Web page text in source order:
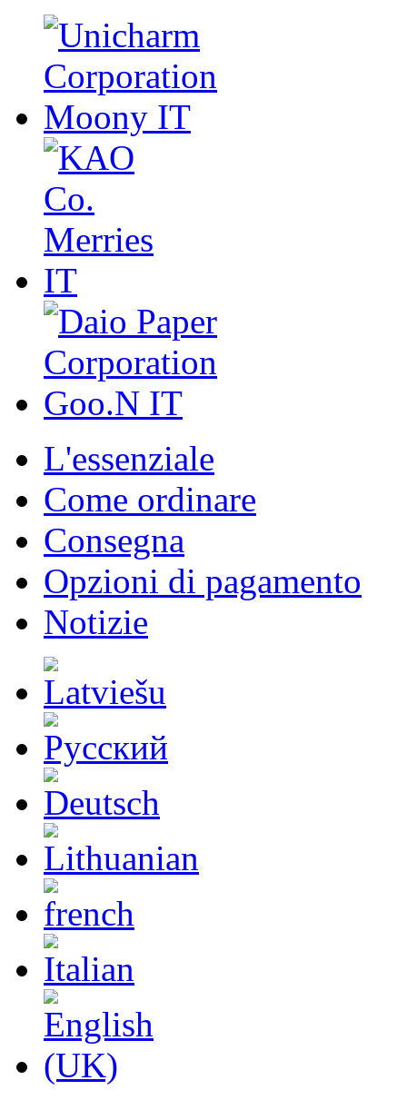
L'essenziale
Come ordinare
Consegna
Opzioni di pagamento
Notizie